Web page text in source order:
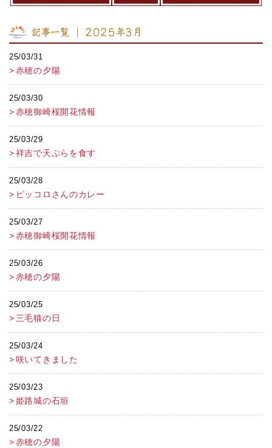
記事一覧 ｜ 2025年3月
25/03/31
赤穂の夕陽
25/03/30
赤穂御崎桜開花情報
25/03/29
祥吉で天ぷらを食す
25/03/28
ピッコロさんのカレー
25/03/27
赤穂御崎桜開花情報
25/03/26
赤穂の夕陽
25/03/25
三毛猫の日
25/03/24
咲いてきました
25/03/23
姫路城の石垣
25/03/22
赤穂の夕陽